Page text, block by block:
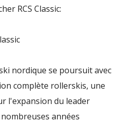
RCS Classic:
nordique se poursuit avec
complète rollerskis, une
l'expansion du leader
années